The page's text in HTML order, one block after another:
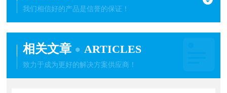
我们相信好的产品是信誉的保证！
相关文章 ARTICLES
致力于成为更好的解决方案供应商！